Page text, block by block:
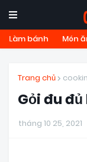
Làm bánh Món
Trang chủ
Gỏi đu
tháng 10 25, 2021